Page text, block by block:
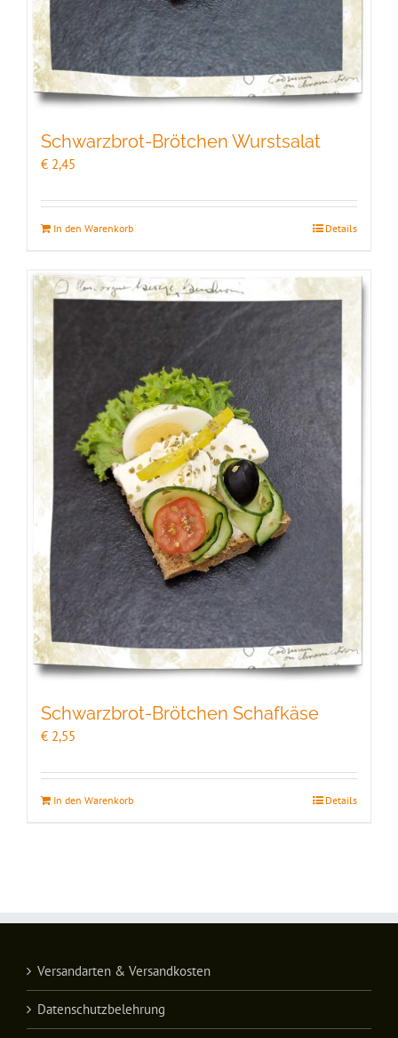
Schwarzbrot-Brötchen Wurstsalat
€ 2,45
In den Warenkorb Details
Schwarzbrot-Brötchen Schafkäse
€ 2,55
In den Warenkorb Details
Versandarten & Versandkosten
Datenschutzbelehrung